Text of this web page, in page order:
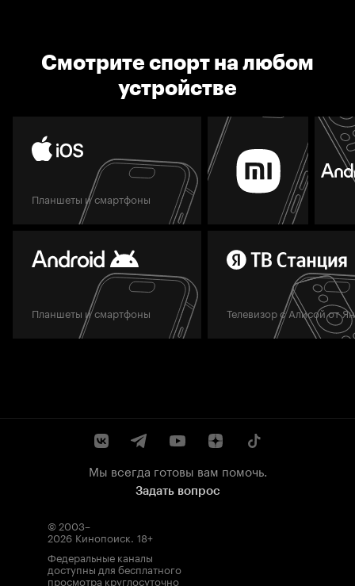
Смотрите спорт на любом
устройстве
Планшеты и смартфоны
Планшеты и смартфоны Телевизор с Алисой от
Мы всегда готовы вам помочь.
Задать вопрос
© 2003–
2026 Кинопоиск. 18+
Федеральные каналы
доступны для бесплатного
просмотра круглосуточно